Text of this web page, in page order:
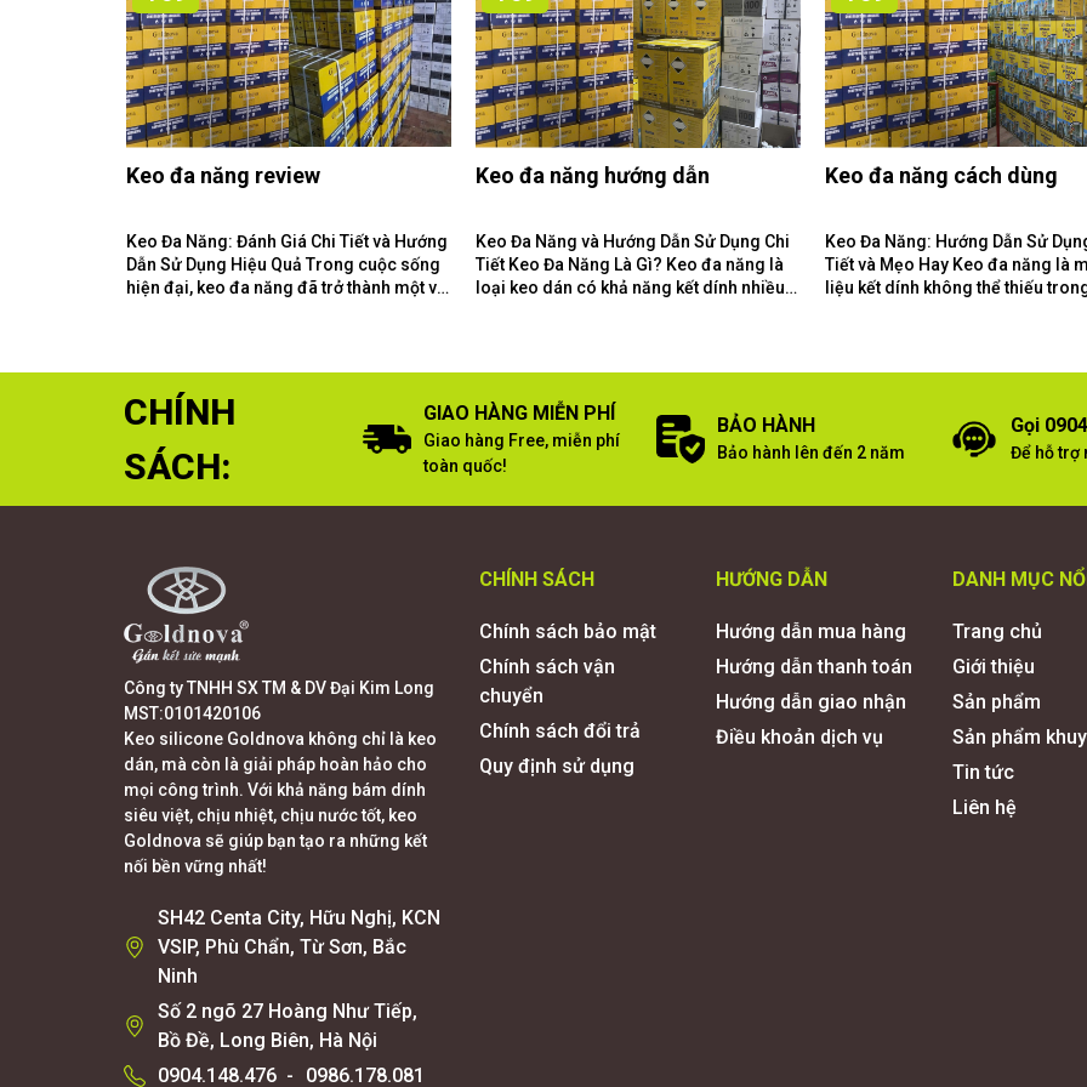
Keo đa năng review
Keo Đa Năng: Đánh Giá Chi Tiết và Hướng
Dẫn Sử Dụng Hiệu Quả Trong cuộc sống
hiện đại, keo đa năng đã trở thành một vật
Keo đa năng hướng dẫn
Keo Đa Năng và Hướng Dẫn Sử Dụng Chi
Tiết Keo Đa Năng Là Gì? Keo đa năng là
loại keo dán có khả năng kết dính nhiều
Keo đa năng cách dùng
Keo Đa Năng: Hướng Dẫn Sử
Tiết và Mẹo Hay Keo đa năng là một vật
liệu kết dính không thể thiếu
CHÍNH
SÁCH:
GIAO HÀNG MIỄN PHÍ
Giao hàng Free, miễn phí
toàn quốc!
BẢO HÀNH
Bảo hành lên đến 2 năm
Gọi
Để hỗ trợ
Công ty TNHH SX TM & DV Đại Kim Long
MST:0101420106
Keo silicone Goldnova không chỉ là keo
dán, mà còn là giải pháp hoàn hảo cho
mọi công trình. Với khả năng bám dính
siêu việt, chịu nhiệt, chịu nước tốt, keo
Goldnova sẽ giúp bạn tạo ra những kết
nối bền vững nhất!
SH42 Centa City, Hữu Nghị, KCN
VSIP, Phù Chẩn, Từ Sơn, Bắc
Ninh
Số 2 ngõ 27 Hoàng Như Tiếp,
Bồ Đề, Long Biên, Hà Nội
0904.148.476 - 0986.178.081
CHÍNH SÁCH
Chính sách bảo mật
Chính sách vận
chuyển
Chính sách đổi trả
Quy định sử dụng
HƯỚNG DẪN
Hướng dẫn mua hàng
Hướng dẫn thanh toán
Hướng dẫn giao nhận
Điều khoản dịch vụ
DANH MỤC
Trang chủ
Giới thiệu
Sản phẩm
Sản phẩm
Tin tức
Liên hệ